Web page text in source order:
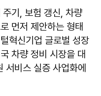
기, 보험 갱신, 차량
먼저 제안하는 형태
혁신기업 글로벌 성장
차량 정비 시장을 대
서비스 실증 사업화에